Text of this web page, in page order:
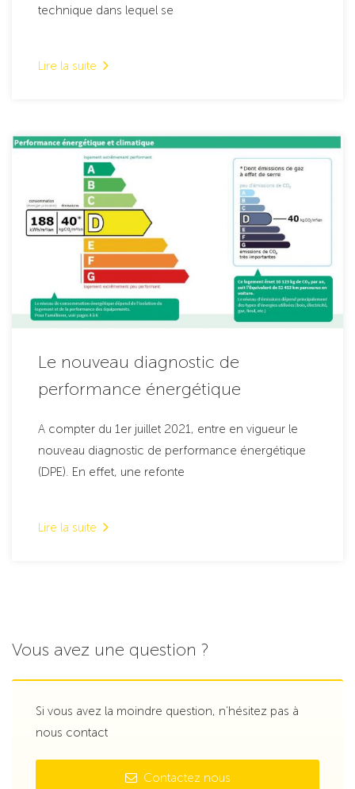
technique dans lequel se
Lire la suite
Le nouveau diagnostic de
performance énergétique
A compter du 1er juillet 2021, entre en vigueur le
nouveau diagnostic de performance énergétique
(DPE). En effet, une refonte
Lire la suite
Vous avez une question ?
Si vous avez la moindre question, n’hésitez pas à
nous contact
Contactez nous